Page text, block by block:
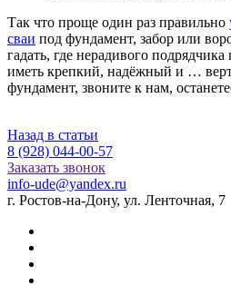
Так что проще один раз правильно
сваи под фундамент, забор или
гадать, где нерадивого
иметь крепкий, надёжный и …
фундамент, звоните к нам,
Назад в статьи
8 (928) 044-00-57
Заказать звонок
info-ude@yandex.ru
г. Ростов-на-Дону, ул. Ленточная, 7